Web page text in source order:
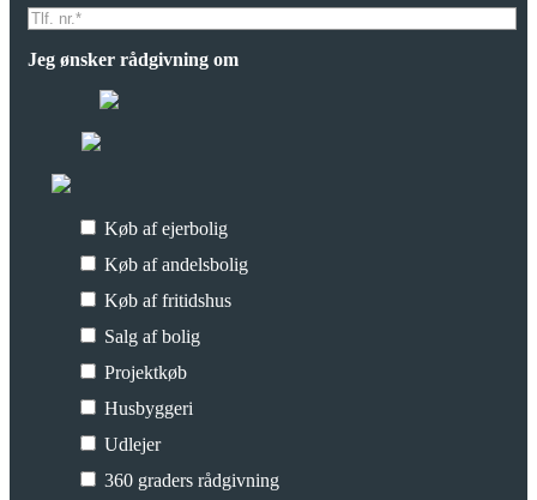
Jeg ønsker rådgivning om
Køb af ejerbolig
Køb af andelsbolig
Køb af fritidshus
Salg af bolig
Projektkøb
Husbyggeri
Udlejer
360 graders rådgivning